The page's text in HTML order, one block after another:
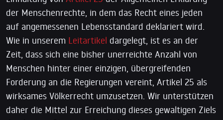
der Menschenrechte, in dem das Recht eines jeden
auf angemessenen Lebensstandard deklariert wird.
Wie in unserem Leitartikel dargelegt, ist es an der
Zeit, dass sich eine bisher unerreichte Anzahl von
Menschen hinter einer einzigen, übergreifenden
Forderung an die Regierungen vereint, Artikel 25 als
wirksames Völkerrecht umzusetzen. Wir unterstützen
daher die Mittel zur Erreichung dieses gewaltigen Ziels